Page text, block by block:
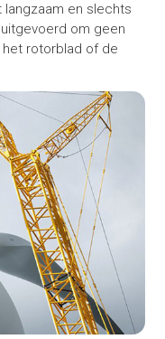
en slechts
om geen
rotorblad of de